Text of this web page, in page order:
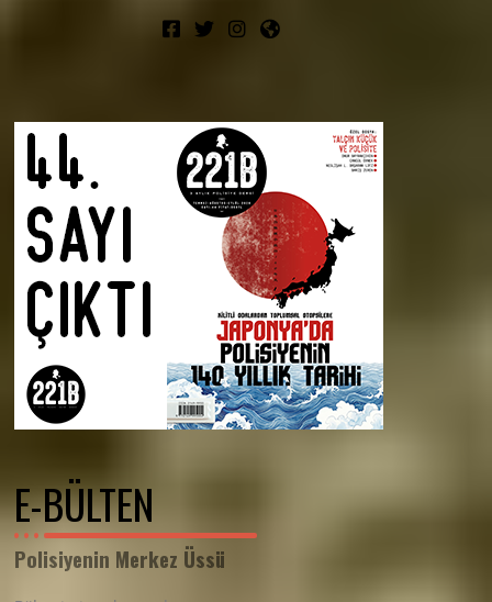
E-BÜLTEN
Polisiyenin Merkez Üssü